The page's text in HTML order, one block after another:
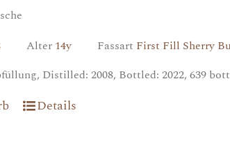
Alter 14y Fassart First Fill Sherry
Distilled: 2008, Bottled: 2022, 639
Details